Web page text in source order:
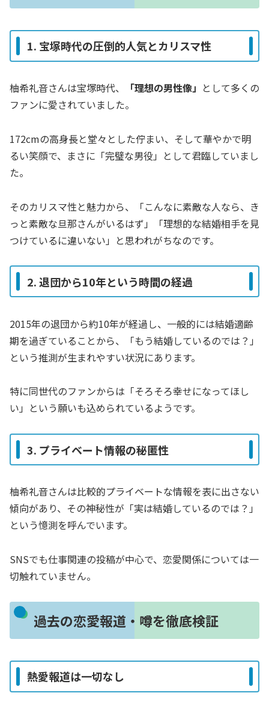
1. 宝塚時代の圧倒的人気とカリスマ性
柚希礼音さんは宝塚時代、 「理想の男性像」 として多くの
ファンに愛されていました。
172cmの高身長と堂々とした佇まい、そして華やかで明
るい笑顔で、まさに「完璧な男役」として君臨していまし
た。
そのカリスマ性と魅力から、「こんなに素敵な人なら、き
っと素敵な旦那さんがいるはず」「理想的な結婚相手を見
つけているに違いない」と思われがちなのです。
2. 退団から10年という時間の経過
2015年の退団から約10年が経過し、一般的には結婚適齢
期を過ぎていることから、「もう結婚しているのでは？」
という推測が生まれやすい状況にあります。
特に同世代のファンからは「そろそろ幸せになってほし
い」という願いも込められているようです。
3. プライベート情報の秘匿性
柚希礼音さんは比較的プライベートな情報を表に出さない
傾向があり、その神秘性が「実は結婚しているのでは？」
という憶測を呼んでいます。
SNSでも仕事関連の投稿が中心で、恋愛関係については一
切触れていません。
過去の恋愛報道・噂を徹底検証
熱愛報道は一切なし